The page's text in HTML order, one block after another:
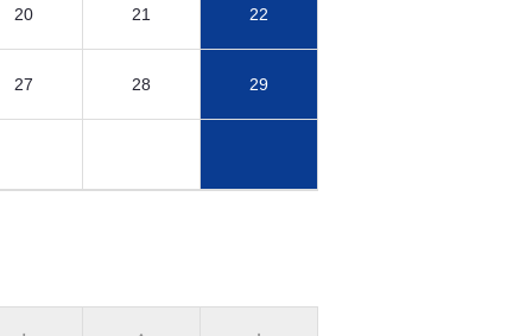
20 21 22
27 28 29